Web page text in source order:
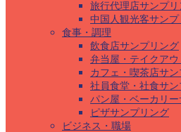
旅行代理店サンプリ
中国人観光客サン
食事・調理
飲食店サンプリング
弁当屋・テイクア
カフェ・喫茶店サ
社員食堂・社食サ
パン屋・ベーカリ
ピザサンプリング
ビジネス・職場